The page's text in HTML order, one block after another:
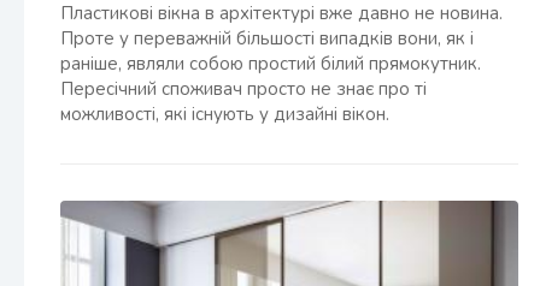
Пластикові вікна в архітектурі вже давно не новина.
Проте у переважній більшості випадків вони, як і
раніше, являли собою простий білий прямокутник.
Пересічний споживач просто не знає про ті
можливості, які існують у дизайні вікон.